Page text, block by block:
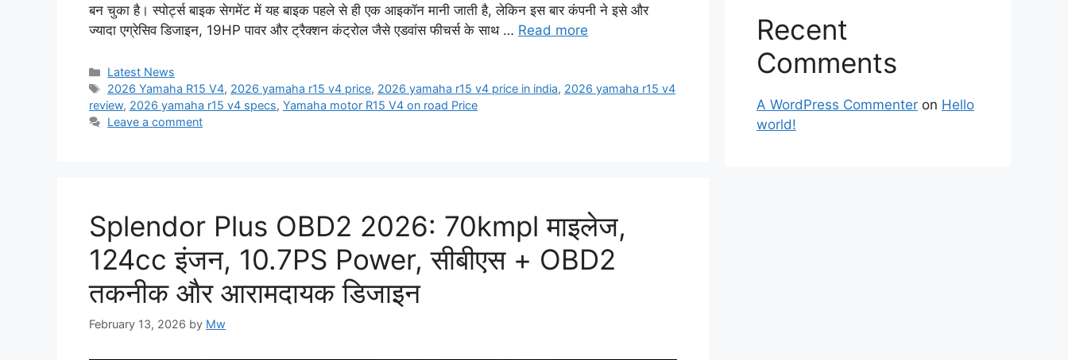
बन चुका है। स्पोर्ट्स बाइक सेगमेंट में यह बाइक पहले से ही एक आइकॉन मानी जाती है, लेकिन इस बार कंपनी ने इसे और
ज्यादा एग्रेसिव डिजाइन, 19HP पावर और ट्रैक्शन कंट्रोल जैसे एडवांस फीचर्स के साथ … Read more
Categories
Latest News
Tags
2026 Yamaha R15 V4, 2026 yamaha r15 v4 price, 2026 yamaha r15 v4 price in india, 2026 yamaha r15 v4
review, 2026 yamaha r15 v4 specs, Yamaha motor R15 V4 on road Price
Leave a comment
Splendor Plus OBD2 2026: 70kmpl माइलेज,
124cc इंजन, 10.7PS Power, सीबीएस + OBD2
तकनीक और आरामदायक डिजाइन
February 13, 2026 by Mw
Recent
Comments
A WordPress Commenter on Hello
world!